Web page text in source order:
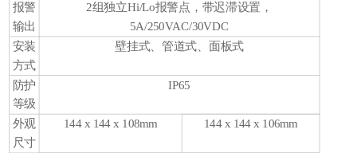
报警
输出
2组独立Hi/Lo报警点，带迟滞设置，
5A/250VAC/30VDC
安装
方式
壁挂式、管道式、面板式
防护
等级
IP65
外观
尺寸
144 x 144 x 108mm 144 x 144 x 106mm